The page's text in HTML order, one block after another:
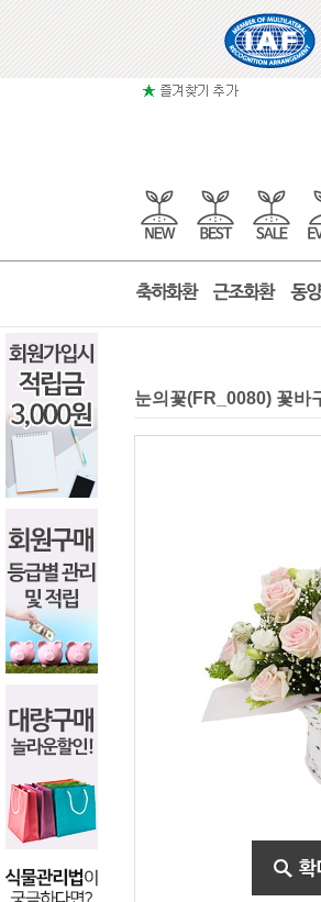
눈의꽃(FR_0080) 꽃바